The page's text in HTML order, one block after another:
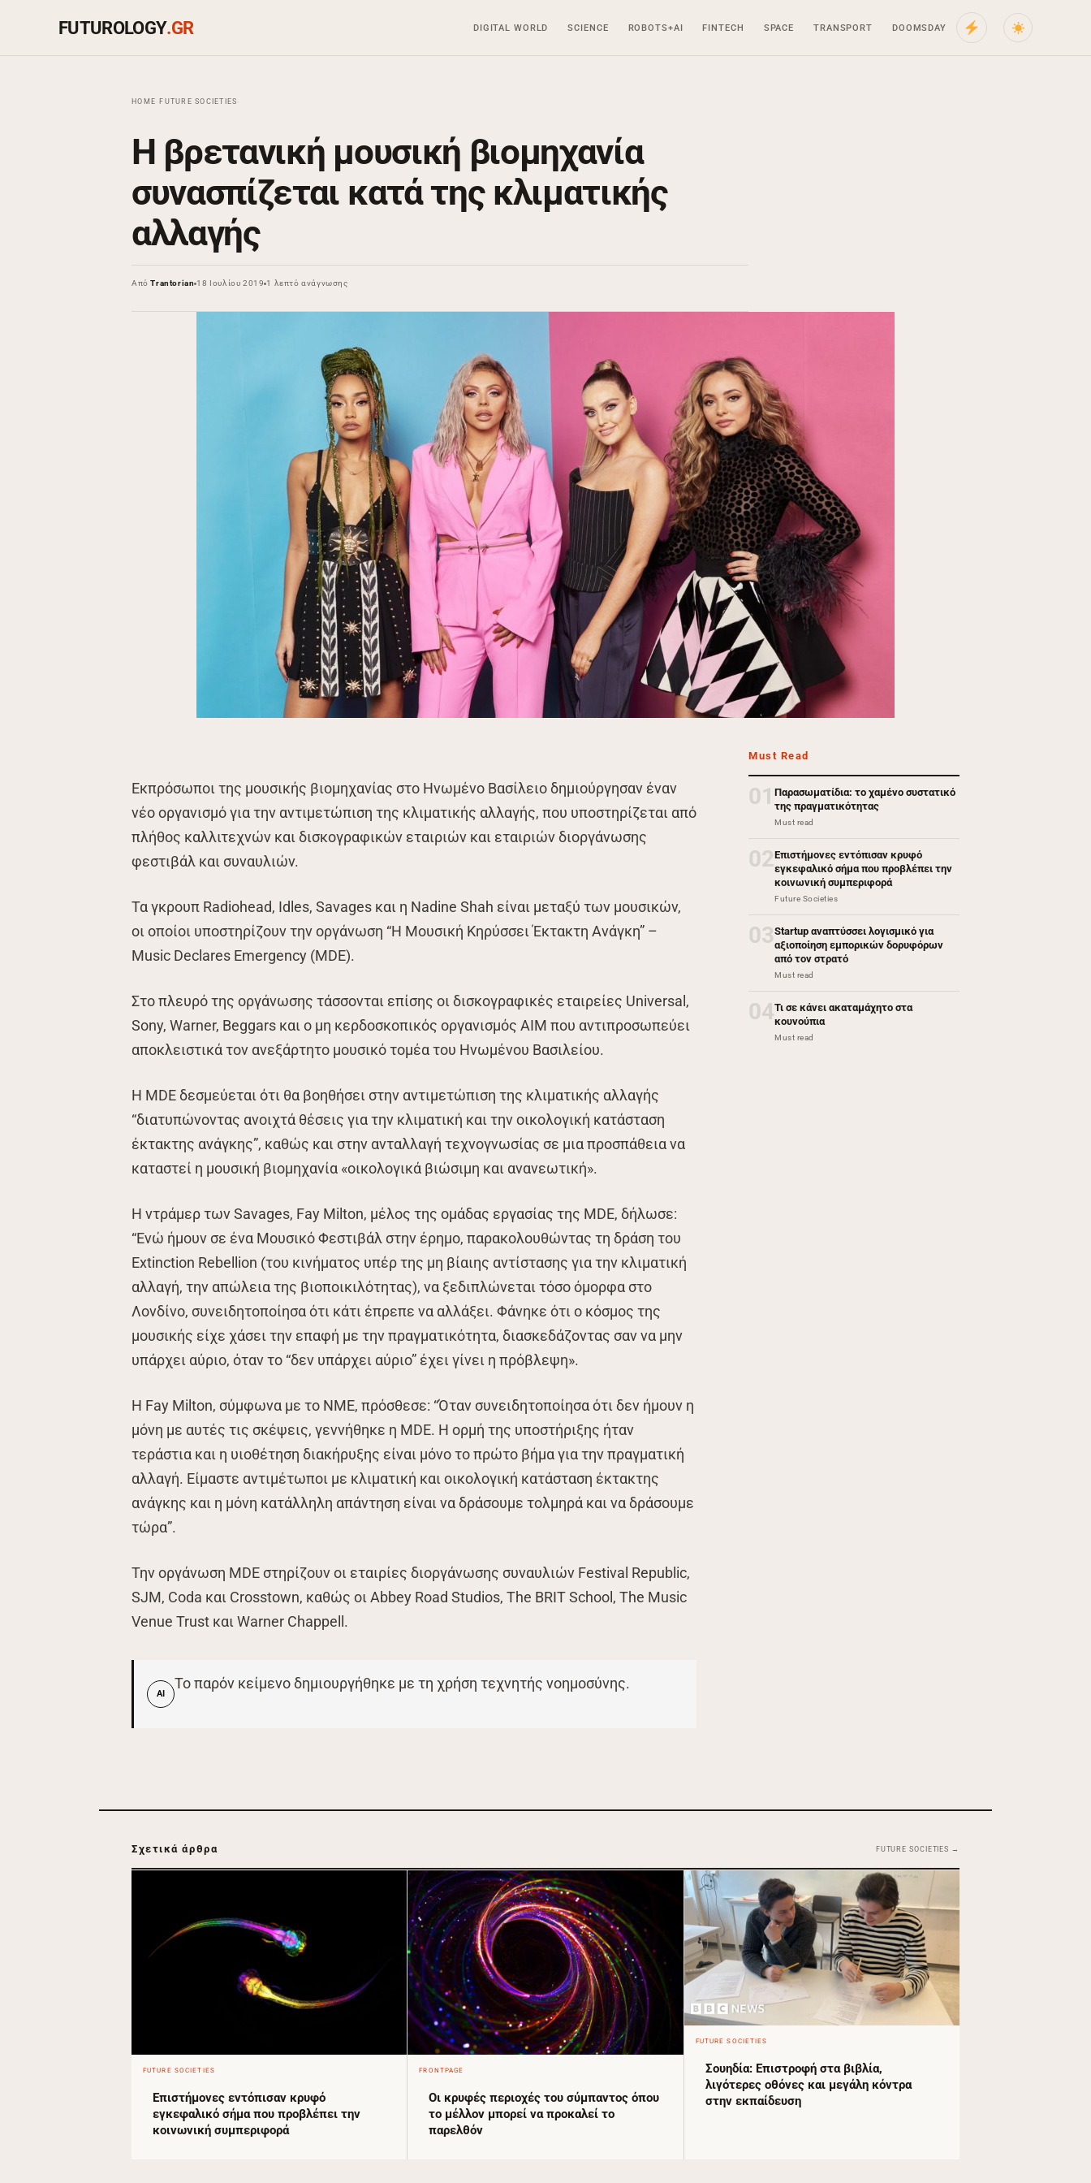
FUTUROLOGY.GR DIGITAL WORLD SCIENCE ROBOTS+AI FINTECH SPACE TRANSPORT DOOMSDAY
HOME FUTURE SOCIETIES
Η βρετανική μουσική βιομηχανία
συνασπίζεται κατά της κλιματικής
αλλαγής
ΑπόTrantorian 18 Ιουλίου 2019 1 λεπτό ανάγνωσης
Εκπρόσωποι της μουσικής βιομηχανίας στο Ηνωμένο Βασίλειο δημιούργησαν έναν
νέο οργανισμό για την αντιμετώπιση της κλιματικής αλλαγής, που υποστηρίζεται από
πλήθος καλλιτεχνών και δισκογραφικών εταιριών και εταιριών διοργάνωσης
φεστιβάλ και συναυλιών.
Τα γκρουπ Radiohead, Idles, Savages και η Nadine Shah είναι μεταξύ των μουσικών,
οι οποίοι υποστηρίζουν την οργάνωση “Η Μουσική Κηρύσσει Έκτακτη Ανάγκη” –
Music Declares Emergency (MDE).
Στο πλευρό της οργάνωσης τάσσονται επίσης οι δισκογραφικές εταιρείες Universal,
Sony, Warner, Beggars και ο μη κερδοσκοπικός οργανισμός AIM που αντιπροσωπεύει
αποκλειστικά τον ανεξάρτητο μουσικό τομέα του Ηνωμένου Βασιλείου.
Η MDE δεσμεύεται ότι θα βοηθήσει στην αντιμετώπιση της κλιματικής αλλαγής
“διατυπώνοντας ανοιχτά θέσεις για την κλιματική και την οικολογική κατάσταση
έκτακτης ανάγκης”, καθώς και στην ανταλλαγή τεχνογνωσίας σε μια προσπάθεια να
καταστεί η μουσική βιομηχανία «οικολογικά βιώσιμη και ανανεωτική».
Η ντράμερ των Savages, Fay Milton, μέλος της ομάδας εργασίας της MDE, δήλωσε:
“Ενώ ήμουν σε ένα Μουσικό Φεστιβάλ στην έρημο, παρακολουθώντας τη δράση του
Extinction Rebellion (του κινήματος υπέρ της μη βίαιης αντίστασης για την κλιματική
αλλαγή, την απώλεια της βιοποικιλότητας), να ξεδιπλώνεται τόσο όμορφα στο
Λονδίνο, συνειδητοποίησα ότι κάτι έπρεπε να αλλάξει. Φάνηκε ότι ο κόσμος της
μουσικής είχε χάσει την επαφή με την πραγματικότητα, διασκεδάζοντας σαν να μην
υπάρχει αύριο, όταν το “δεν υπάρχει αύριο” έχει γίνει η πρόβλεψη».
Η Fay Milton, σύμφωνα με το NME, πρόσθεσε: “Όταν συνειδητοποίησα ότι δεν ήμουν η
μόνη με αυτές τις σκέψεις, γεννήθηκε η MDE. Η ορμή της υποστήριξης ήταν
τεράστια και η υιοθέτηση διακήρυξης είναι μόνο το πρώτο βήμα για την πραγματική
αλλαγή. Είμαστε αντιμέτωποι με κλιματική και οικολογική κατάσταση έκτακτης
ανάγκης και η μόνη κατάλληλη απάντηση είναι να δράσουμε τολμηρά και να δράσουμε
τώρα”.
Την οργάνωση MDE στηρίζουν οι εταιρίες διοργάνωσης συναυλιών Festival Republic,
SJM, Coda και Crosstown, καθώς οι Abbey Road Studios, The BRIT School, The Music
Venue Trust και Warner Chappell.
AI
Το παρόν κείμενο δημιουργήθηκε με τη χρήση τεχνητής νοημοσύνης.
Must Read
01 Παρασωματίδια: το χαμένο συστατικό
της πραγματικότητας
Must read
02Επιστήμονες εντόπισαν κρυφό
εγκεφαλικό σήμα που προβλέπει την
κοινωνική συμπεριφορά
Future Societies
03Startup αναπτύσσει λογισμικό για
αξιοποίηση εμπορικών δορυφόρων
από τον στρατό
Must read
04Τι σε κάνει ακαταμάχητο στα
κουνούπια
Must read
Σχετικά άρθρα FUTURE SOCIETIES →
FUTURE SOCIETIES
Επιστήμονες εντόπισαν κρυφό
εγκεφαλικό σήμα που προβλέπει την
κοινωνική συμπεριφορά
FRONTPAGE
Οι κρυφές περιοχές του σύμπαντος όπου
το μέλλον μπορεί να προκαλεί το
παρελθόν
FUTURE SOCIETIES
Σουηδία: Επιστροφή στα βιβλία,
λιγότερες οθόνες και μεγάλη κόντρα
στην εκπαίδευση